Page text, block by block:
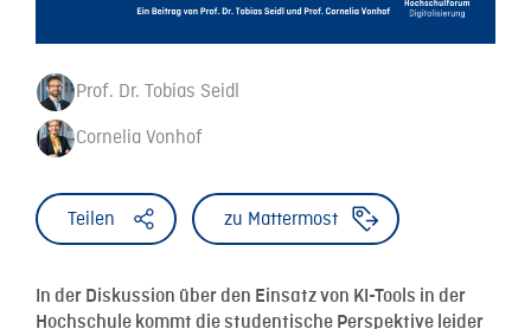
Prof. Dr. Tobias Seidl
Cornelia Vonhof
Teilen zu Mattermost
In der Diskussion über den Einsatz von KI-Tools in der
Hochschule kommt die studentische Perspektive leider